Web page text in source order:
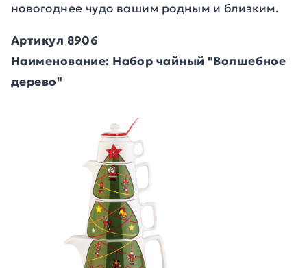
новогоднее чудо вашим родным и близким.
Артикул 8906
Наименование: Набор чайный "Волшебное
дерево"